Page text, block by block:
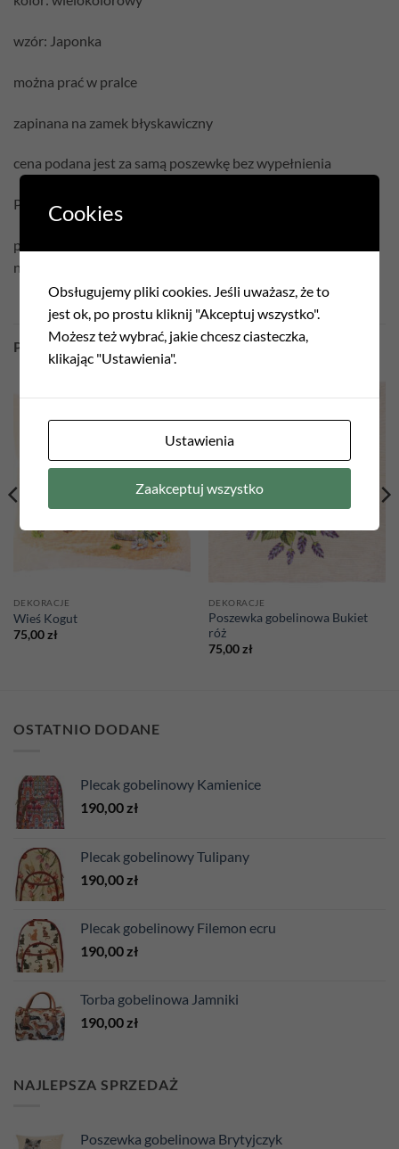
wzór: Japonka
można prać w pralce
zapinana na zamek błyskawiczny
cena podana jest za samą poszewkę bez wypełnienia
Pielęgnacja:
prać w temperaturze 30°C
nie czyścić chemicznie
PODOBNE PRODUKTY
Add to
DEKORACJE
Wieś Kogut
75,00zł
Add to
DEKORACJE
Poszewka gobelinowa Bukiet
róż
75,00zł
OSTATNIO DODANE
Plecak gobelinowy Kamienice
190,00 zł
Plecak gobelinowy Tulipany
190,00 zł
Plecak gobelinowy Filemon ecru
190,00 zł
Torba gobelinowa Jamniki
190,00 zł
NAJLEPSZA SPRZEDAŻ
Poszewka gobelinowa Brytyjczyk
Cookies
Obsługujemy pliki cookies. Jeśli uważasz, że to
jest ok, po prostu kliknij "Akceptuj wszystko".
Możesz też wybrać, jakie chcesz ciasteczka,
klikając "Ustawienia".
Ustawienia
Zaakceptuj wszystko